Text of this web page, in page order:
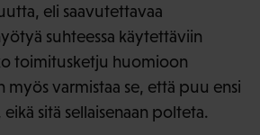
eli saavutettavaa
suhteessa käytettäviin
toimitusketju huomioon
myös varmistaa se, että puu ensi
eikä sitä sellaisenaan polteta.